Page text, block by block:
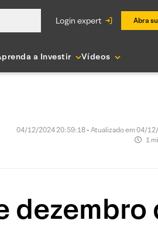
login expert Abra
a Investir Vídeos
04/12/2024 20:59:18 • Atualizado em 04/
1
dezembro